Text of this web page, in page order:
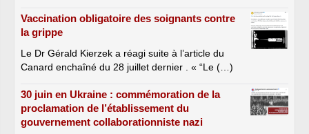
Vaccination obligatoire des soignants contre
la grippe
Le Dr Gérald Kierzek a réagi suite à l’article du
Canard enchaîné du 28 juillet dernier . « “Le (…)
30 juin en Ukraine : commémoration de la
proclamation de l’établissement du
gouvernement collaborationniste nazi